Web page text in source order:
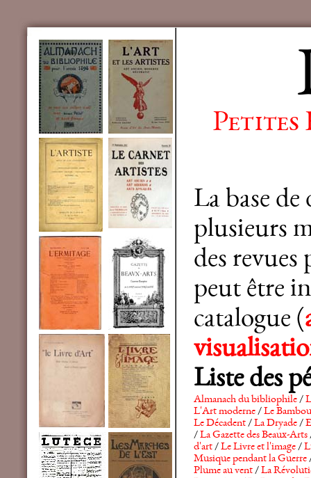
Petites
La base
plusieurs
des revues
peut être
catalogue (
Liste des
Almanach du bibliophile/
L'Art moderne/Le Bambou
Le Décadent/La Dryade/
/La Gazette des Beaux-Arts
d'art/Le Livre et l'image/
Musique pendant la Guerre
Plume au vent/La